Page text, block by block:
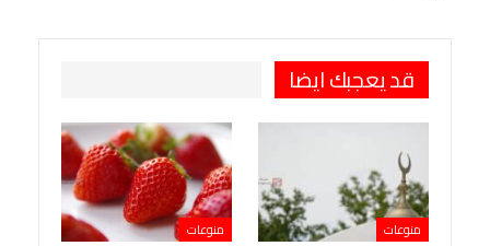
قد يعجبك ايضا
منوعات منوعات